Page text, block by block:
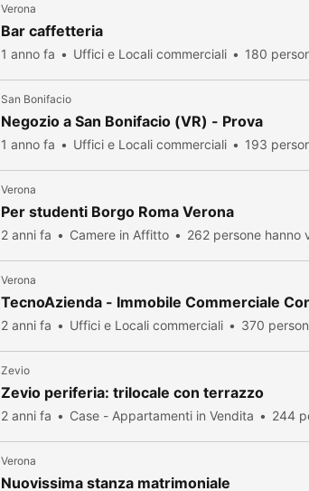
Verona
Bar caffetteria
1 anno fa Uffici e Locali commerciali 180
San Bonifacio
Negozio a San Bonifacio (VR) - Prova
1 anno fa Uffici e Locali commerciali 193
Verona
Per studenti Borgo Roma Verona
2 anni fa Camere in Affitto 262 persone hanno
Verona
TecnoAzienda - Immobile Commerciale
2 anni fa Uffici e Locali commerciali 370
Zevio
Zevio periferia: trilocale con terrazzo
2 anni fa Case - Appartamenti in Vendita 244
Verona
Nuovissima stanza matrimoniale